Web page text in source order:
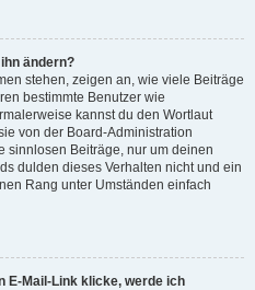
ändern?
stehen, zeigen an, wie viele Beiträge
bestimmte Benutzer wie
kannst du den Wortlaut
von der Board-Administration
sinnlosen Beiträge, nur um deinen
dulden dieses Verhalten nicht und ein
Rang unter Umständen einfach
E-Mail-Link klicke, werde ich